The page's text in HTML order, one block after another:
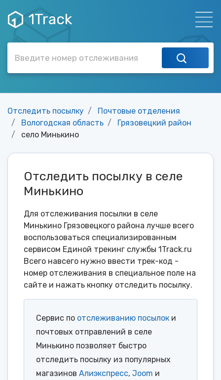
1Track
Отследить посылку
Почтовые отделения
Вологодская область
Грязовецкий район
село Минькино
Отследить посылку в селе
Минькино
Для отслеживания посылки в селе
Минькино Грязовецкого района лучше всего
воспользоваться специализированным
сервисом Единой трекинг службы 1Track.ru
Всего навсего нужно ввести трек-код -
номер отслеживания в специальное поле на
сайте и нажать кнопку отследить посылку.
Сервис по отслеживанию посылок и
почтовых отправлений в селе
Минькино позволяет быстро
отследить посылку из популярных
магазинов Алиэкспресс, Joom и